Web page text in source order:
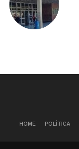
HOME POLÍTICA